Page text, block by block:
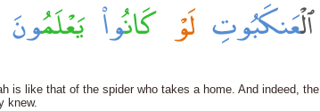
is like that of the spider who takes a home. And indeed, the
knew.